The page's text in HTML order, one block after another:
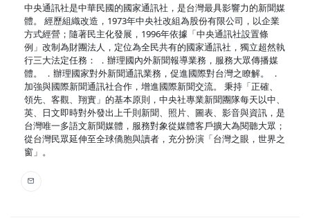
中央通訊社是中華民國的國家通訊社，是台灣最具影響力的新聞媒
體。 經歷組織改造，1973年中央社改組為股份有限公司，以企業
方式經營；隨著民主化發展，1996年依據「中央通訊社設置條
例」改制為財團法人，定位為全民共有的國家通訊社，獨立超然執
行三大法定任務： ．辦理國內外新聞報導業務，服務大眾傳播媒
體。 ．辦理國家對外新聞通訊業務，促進國際對台灣之瞭解。 ．
加強與國際新聞通訊社合作，增進國際新聞交流。 秉持「正確、
領先、客觀、翔實」的基本原則，中央社專業新聞團隊每天以中、
英、日文即時對外發出上千則新聞、照片、圖表、影音與資訊，是
台灣唯一多語文新聞媒體，服務對象從媒體客戶擴大為閱聽大眾；
從台灣民眾延伸至全球僑胞與讀者，充分扮演「台灣之眼，世界之
窗」。